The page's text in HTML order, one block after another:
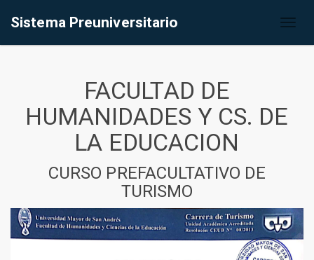
Sistema Preuniversitario
FACULTAD DE
HUMANIDADES Y CS. DE
LA EDUCACION
CURSO PREFACULTATIVO DE
TURISMO